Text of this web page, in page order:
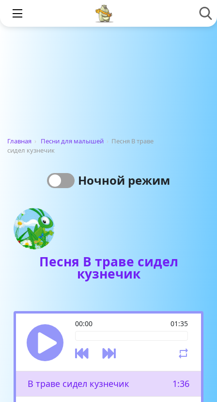
Главная › Песни для малышей › Песня В траве
сидел кузнечик
Ночной режим
Песня В траве сидел
кузнечик
00:00 01:35
В траве сидел кузнечик 1:36